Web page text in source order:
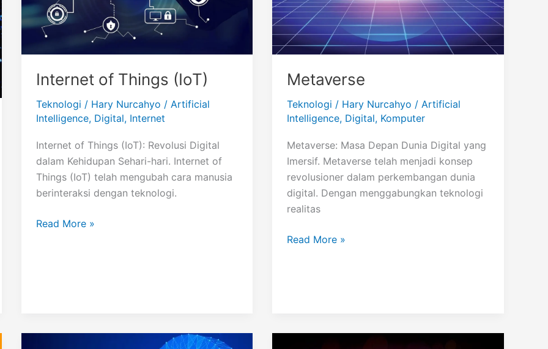
Internet of Things (IoT)
Teknologi / Hary Nurcahyo / Artificial
Intelligence, Digital, Internet
Internet of Things (IoT): Revolusi Digital
dalam Kehidupan Sehari-hari. Internet of
Things (IoT) telah mengubah cara manusia
berinteraksi dengan teknologi.
Internet
Read More »
Metaverse
Teknologi / Hary Nurcahyo / Artificial
Intelligence, Digital, Komputer
Metaverse: Masa Depan Dunia Digital yang
Imersif. Metaverse telah menjadi konsep
revolusioner dalam perkembangan dunia
digital. Dengan menggabungkan teknologi
realitas
Metaverse
Read More »